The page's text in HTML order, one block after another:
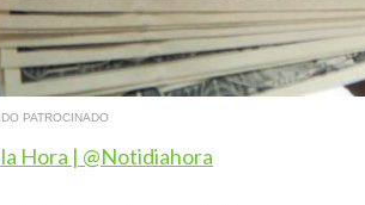
PATROCINADO
Hora | @Notidiahora